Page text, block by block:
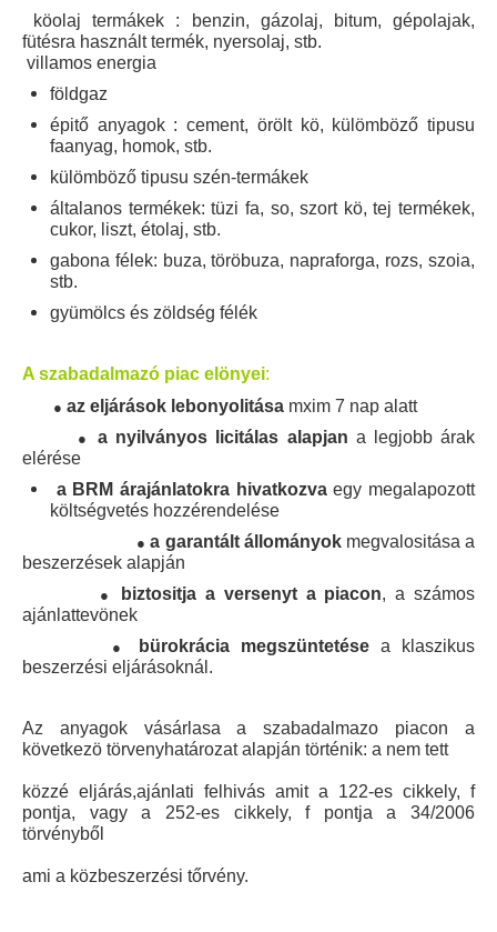
köolaj termákek : benzin, gázolaj, bitum, gépolajak,
fütésra használt termék, nyersolaj, stb.
villamos energia
földgaz
épitő anyagok : cement, örölt kö, külömböző tipusu
faanyag, homok, stb.
külömböző tipusu szén-termákek
általanos termékek: tüzi fa, so, szort kö, tej termékek,
cukor, liszt, étolaj, stb.
gabona félek: buza, töröbuza, napraforga, rozs, szoia,
stb.
gyümölcs és zöldség félék
A szabadalmazó piac elönyei:
● az eljárások lebonyolitása mxim 7 nap alatt
●a nyilványos licitálas alapjan a legjobb árak
elérése
a BRM árajánlatokra hivatkozvaegy megalapozott
költségvetés hozzérendelése
●a garantált állományok megvalositása a
beszerzések alapján
● biztositja a versenyt a piacon, a számos
ajánlattevönek
● bürokrácia megszüntetése a klaszikus
beszerzési eljárásoknál.
Az anyagok vásárlasa a szabadalmazo piacon a
következö törvenyhatározat alapján történik: a nem tett
közzé eljárás,ajánlati felhivás amit a 122-es cikkely, f
pontja, vagy a 252-es cikkely, f pontja a 34/2006
törvényből
ami a közbeszerzési tőrvény.